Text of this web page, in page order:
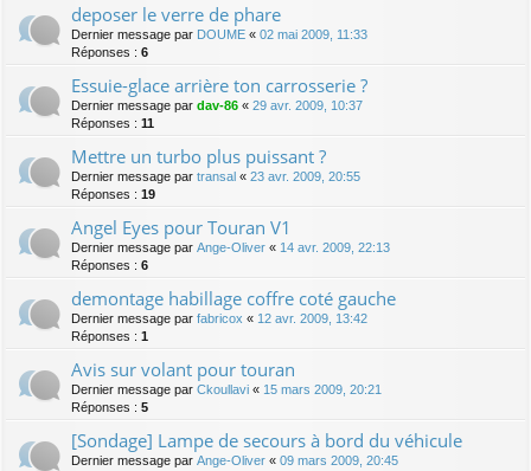
deposer le verre de phare
Dernier message par DOUME « 02 mai 2009, 11:33
Réponses : 6
Essuie-glace arrière ton carrosserie ?
Dernier message par dav-86 « 29 avr. 2009, 10:37
Réponses : 11
Mettre un turbo plus puissant ?
Dernier message par transal « 23 avr. 2009, 20:55
Réponses : 19
Angel Eyes pour Touran V1
Dernier message par Ange-Oliver « 14 avr. 2009, 22:13
Réponses : 6
demontage habillage coffre coté gauche
Dernier message par fabricox « 12 avr. 2009, 13:42
Réponses : 1
Avis sur volant pour touran
Dernier message par Ckoullavi « 15 mars 2009, 20:21
Réponses : 5
[Sondage] Lampe de secours à bord du véhicule
Dernier message par Ange-Oliver « 09 mars 2009, 20:45